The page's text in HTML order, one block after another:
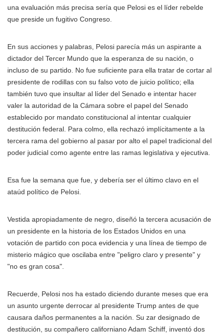
una evaluación más precisa sería que Pelosi es el líder rebelde
que preside un fugitivo Congreso.
En sus acciones y palabras, Pelosi parecía más un aspirante a
dictador del Tercer Mundo que la esperanza de su nación, o
incluso de su partido. No fue suficiente para ella tratar de cortar al
presidente de rodillas con su falso voto de juicio político; ella
también tuvo que insultar al líder del Senado e intentar hacer
valer la autoridad de la Cámara sobre el papel del Senado
establecido por mandato constitucional al intentar cualquier
destitución federal. Para colmo, ella rechazó implícitamente a la
tercera rama del gobierno al pasar por alto el papel tradicional del
poder judicial como agente entre las ramas legislativa y ejecutiva.
Esa fue la semana que fue, y debería ser el último clavo en el
ataúd político de Pelosi.
Vestida apropiadamente de negro, diseñó la tercera acusación de
un presidente en la historia de los Estados Unidos en una
votación de partido con poca evidencia y una línea de tiempo de
misterio mágico que oscilaba entre "peligro claro y presente" y
"no es gran cosa".
Recuerde, Pelosi nos ha estado diciendo durante meses que era
un asunto urgente derrocar al presidente Trump antes de que
causara daños permanentes a la nación. Su zar designado de
destitución, su compañero californiano Adam Schiff, inventó dos